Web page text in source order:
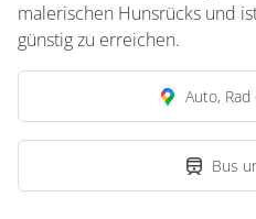
malerischen Hunsrücks und
günstig zu erreichen.
Auto,
Bus